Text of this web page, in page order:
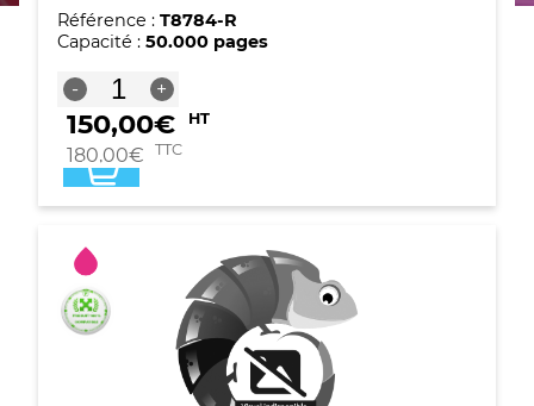
Référence : T8784-R
Capacité : 50.000 pages
-
quantité
de
Cartouche
compatible
Epson
-
C13T878440
/
C13T838440
+
150,00€ HT
180,00€ TTC